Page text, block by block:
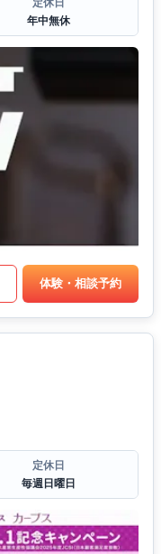
年中無休
体験・相談予約
定休日
毎週日曜日